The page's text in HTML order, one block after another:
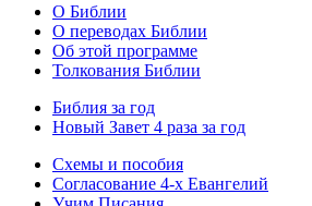
О Библии
О переводах Библии
Об этой программе
Толкования Библии
Библия за год
Новый Завет 4 раза за год
Схемы и пособия
Согласование 4-х Евангелий